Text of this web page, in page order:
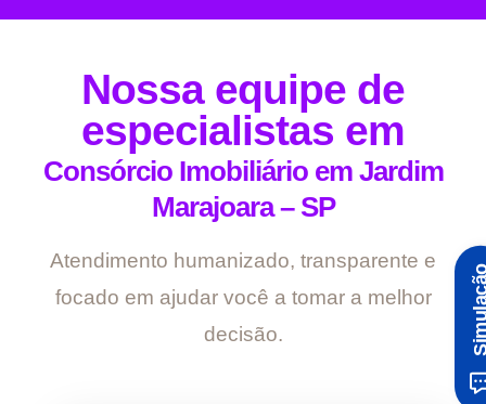
Nossa equipe de
especialistas em
Consórcio Imobiliário em Jardim
Marajoara – SP
Atendimento humanizado, transparente e
focado em ajudar você a tomar a melhor
decisão.